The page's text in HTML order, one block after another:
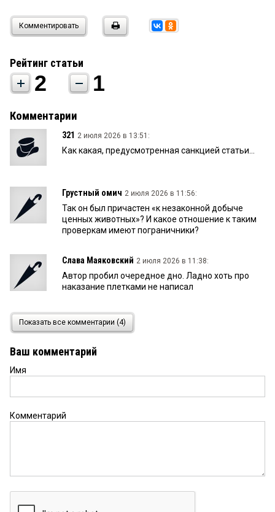
Комментировать
Рейтинг статьи
2 1
Комментарии
321 2 июля 2026 в 13:51:
Как какая, предусмотренная санкцией статьи...
Грустный омич 2 июля 2026 в 11:56:
Так он был причастен «к незаконной добыче
ценных животных»? И какое отношение к таким
проверкам имеют пограничники?
Слава Маяковский 2 июля 2026 в 11:38:
Автор пробил очередное дно. Ладно хоть про
наказание плетками не написал
123 2 июля 2026 в 10:30:
какая еще смертная казнь? ау, ребята!
Показать все комментарии (4)
Ваш комментарий
Имя
Комментарий